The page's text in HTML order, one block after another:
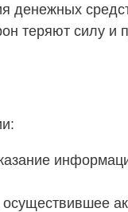
денежных
теряют силу и